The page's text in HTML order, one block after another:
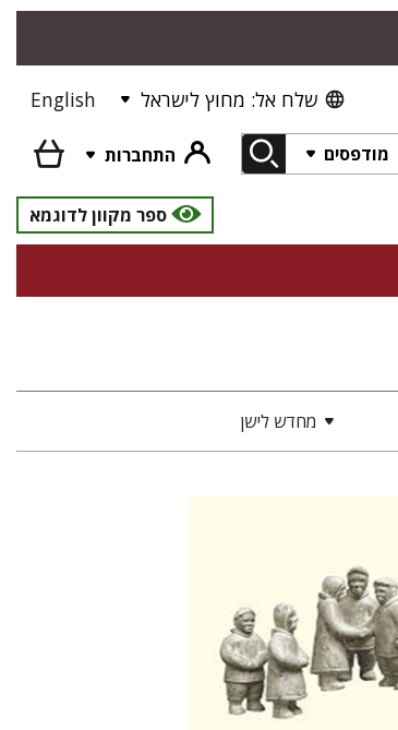
שלח אל: מחוץ לישראל English
מודפסים
התחברות
ספר מקוון לדוגמא
מחדש לישן